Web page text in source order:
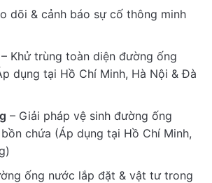
từ
đến
153.800.000 ₫
dõi & cảnh báo sự cố thông minh
– Khử trùng toàn diện đường ống
dụng tại Hồ Chí Minh, Hà Nội & Đà
– Giải pháp vệ sinh đường ống
chứa (Áp dụng tại Hồ Chí Minh,
ống nước lắp đặt & vật tư trong